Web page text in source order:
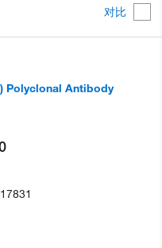
对比
Polyclonal Antibody